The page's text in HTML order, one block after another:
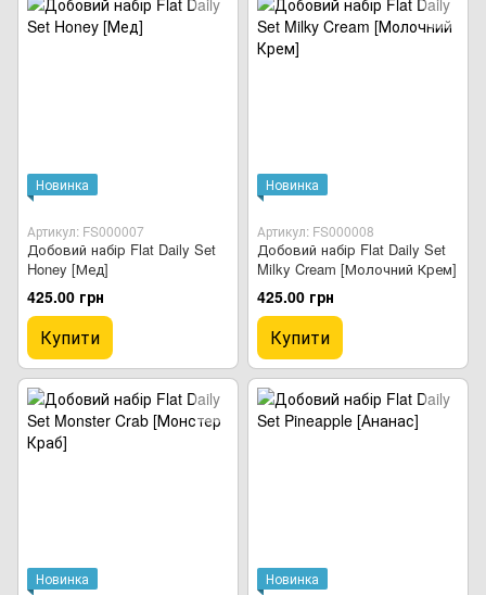
Новинка
Артикул: FS000007
Добовий набір Flat Daily Set
Honey [Мед]
425.00 грн
Купити
Новинка
Артикул: FS000008
Добовий набір Flat Daily Set
Milky Cream [Молочний Крем]
425.00 грн
Купити
Новинка Новинка